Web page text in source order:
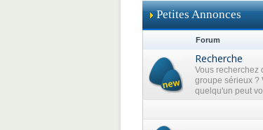
Petites Annonces
Forum
Recherche
Vous recherchez
groupe sérieux ?
quelqu'un peut